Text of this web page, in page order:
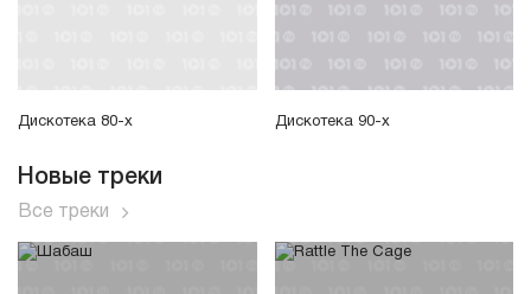
Дискотека 80-х Дискотека 90-х
Новые треки
Все треки